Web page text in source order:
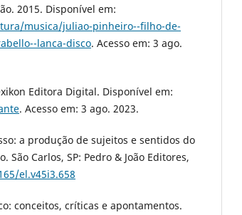
2015. Disponível em:
musica/juliao-pinheiro--filho-de-
lanca-disco. Acesso em: 3 ago.
Editora Digital. Disponível em:
. Acesso em: 3 ago. 2023.
a produção de sujeitos e sentidos do
São Carlos, SP: Pedro & João Editores,
el.v45i3.658
conceitos, críticas e apontamentos.